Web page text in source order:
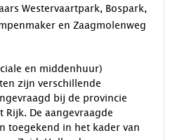
Westervaartpark, Bospark,
en Zaagmolenweg
en middenhuur)
zijn verschillende
bij de provincie
De aangevraagde
toegekend in het kader van